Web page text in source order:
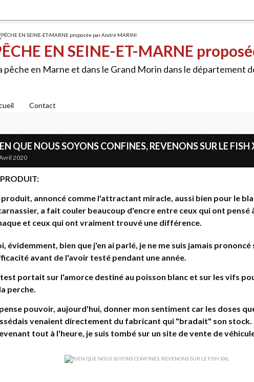
EN SEINE-ET-MARNE
pêche en Marne et dans le Grand Morin dans le département
Contact
QUE NOUS SOYONS CONFINES, REVENONS SUR LE FISH
2020
produit, annoncé comme l'attractant miracle, aussi bien pour le
a fait couler beaucoup d'encre entre ceux qui ont pensé
et ceux qui ont vraiment trouvé une différence.
évidemment, bien que j'en ai parlé, je ne me suis jamais prononcé
avant de l'avoir testé pendant une année.
portait sur l'amorce destiné au poisson blanc et sur les vifs
perche.
pouvoir, aujourd'hui, donner mon sentiment car les doses
venaient directement du fabricant qui "bradait" son stock.
tout à l'heure, je suis tombé sur un site de vente de